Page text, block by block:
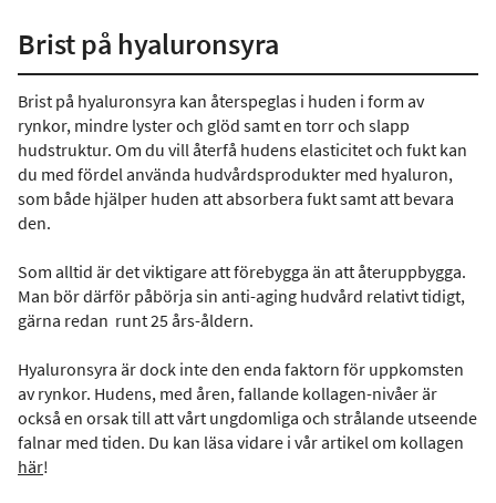
Brist på hyaluronsyra
Brist på hyaluronsyra kan återspeglas i huden i form av
rynkor, mindre lyster och glöd samt en torr och slapp
hudstruktur. Om du vill återfå hudens elasticitet och fukt kan
du med fördel använda hudvårdsprodukter med hyaluron,
som både hjälper huden att absorbera fukt samt att bevara
den.
Som alltid är det viktigare att förebygga än att återuppbygga.
Man bör därför påbörja sin anti-aging hudvård relativt tidigt,
gärna redan runt 25 års-åldern.
Hyaluronsyra är dock inte den enda faktorn för uppkomsten
av rynkor. Hudens, med åren, fallande kollagen-nivåer är
också en orsak till att vårt ungdomliga och strålande utseende
falnar med tiden. Du kan läsa vidare i vår artikel om kollagen
här!